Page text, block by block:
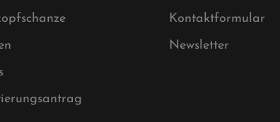
Kontaktformular
Newsletter